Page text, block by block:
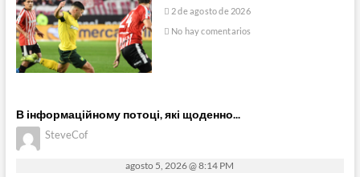
2 de agosto de 2026
No hay comentarios
В інформаційному потоці, які щоденно...
SteveCof
agosto 5, 2026 @ 8:14 PM